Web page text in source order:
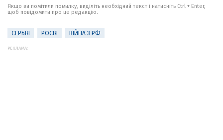
Якщо ви помітили помилку, виділіть необхідний текст і натисніть Ctrl + Enter,
щоб повідомити про це редакцію.
СЕРБІЯ РОСІЯ ВІЙНА З РФ
РЕКЛАМА: